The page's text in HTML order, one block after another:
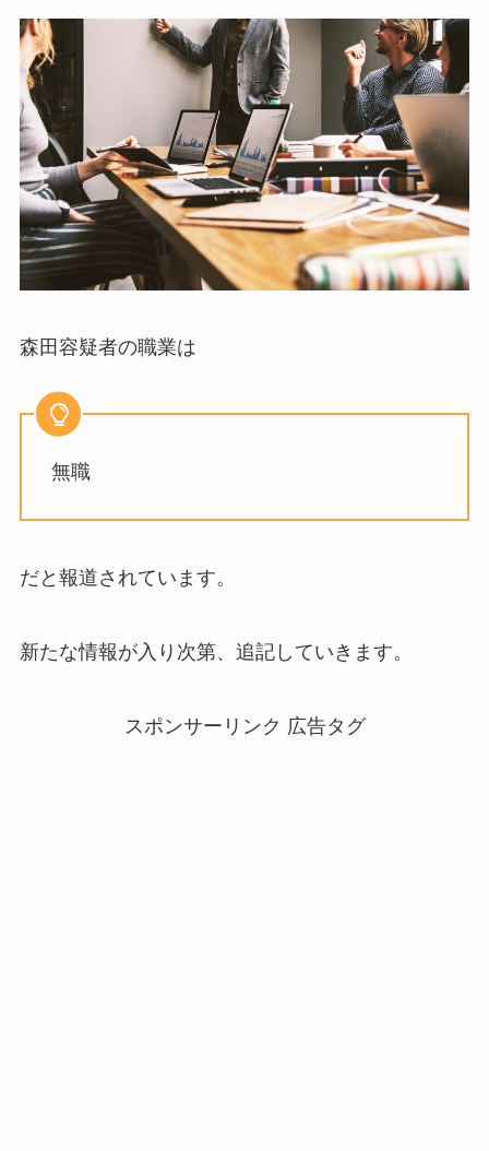
森田容疑者の職業は
無職
だと報道されています。
新たな情報が入り次第、追記していきます。
スポンサーリンク 広告タグ